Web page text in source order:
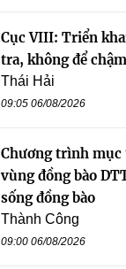
Cục VIII: Triển
tra, không để
Thái Hải
09:05 06/08/2026
Chương trình mục
vùng đồng bào
sống đồng bào
Thành Công
09:00 06/08/2026